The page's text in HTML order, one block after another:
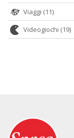
Viaggi (11)
Videogiochi (19)